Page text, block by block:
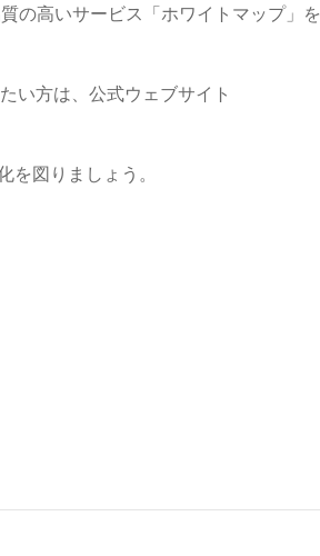
の高いサービス「ホワイトマップ」を
い方は、公式ウェブサイト
図りましょう。